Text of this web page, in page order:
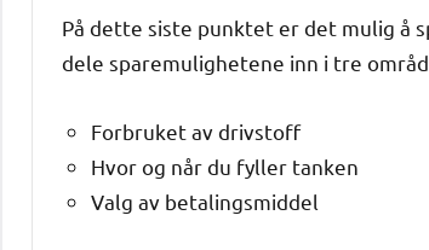
På dette siste punktet er det mulig å
dele sparemulighetene inn i tre
Forbruket av drivstoff
Hvor og når du fyller tanken
Valg av betalingsmiddel